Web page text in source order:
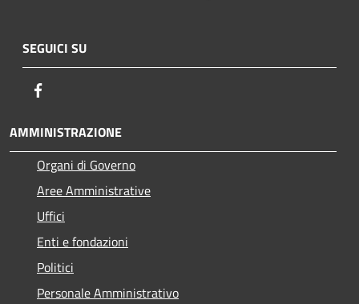
SEGUICI SU
AMMINISTRAZIONE
Organi di Governo
Aree Amministrative
Uffici
Enti e fondazioni
Politici
Personale Amministrativo